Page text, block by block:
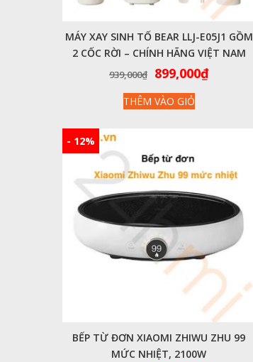
MÁY XAY SINH TỐ BEAR LLJ-E05J1 GỒM
2 CỐC RỜI – CHÍNH HÃNG VIỆT NAM
939,000₫
Giá
gốc
là:
899,000₫Giá
THÊM VÀO GIỎ
- 12%
BẾP TỪ ĐƠN XIAOMI ZHIWU ZHU 99
MỨC NHIỆT, 2100W